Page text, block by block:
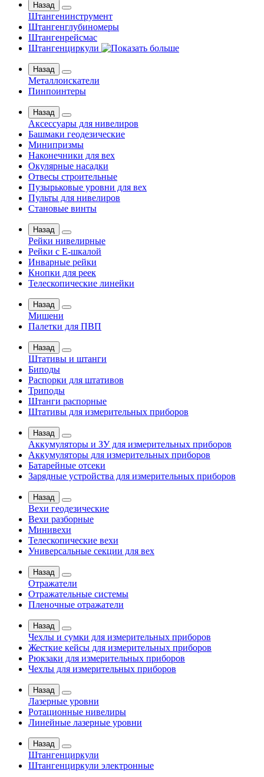
Назад
Штангенинструмент
Штангенглубиномеры
Штангенрейсмас
Штангенциркули
Назад
Металлоискатели
Пинпоинтеры
Назад
Аксессуары для нивелиров
Башмаки геодезические
Минипризмы
Наконечники для вех
Окулярные насадки
Отвесы строительные
Пузырьковые уровни для вех
Пульты для нивелиров
Становые винты
Назад
Рейки нивелирные
Рейки с Е-шкалой
Инварные рейки
Кнопки для реек
Телескопические линейки
Назад
Мишени
Палетки для ПВП
Назад
Штативы и штанги
Биподы
Распорки для штативов
Триподы
Штанги распорные
Штативы для измерительных приборов
Назад
Аккумуляторы и ЗУ для измерительных приборов
Аккумуляторы для измерительных приборов
Батарейные отсеки
Зарядные устройства для измерительных приборов
Назад
Вехи геодезические
Вехи разборные
Минивехи
Телескопические вехи
Универсальные секции для вех
Назад
Отражатели
Отражательные системы
Пленочные отражатели
Назад
Чехлы и сумки для измерительных приборов
Жесткие кейсы для измерительных приборов
Рюкзаки для измерительных приборов
Чехлы для измерительных приборов
Назад
Лазерные уровни
Ротационные нивелиры
Линейные лазерные уровни
Назад
Штангенциркули
Штангенциркули электронные